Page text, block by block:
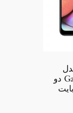
Galaxy A10s SM-A107F/DS دو